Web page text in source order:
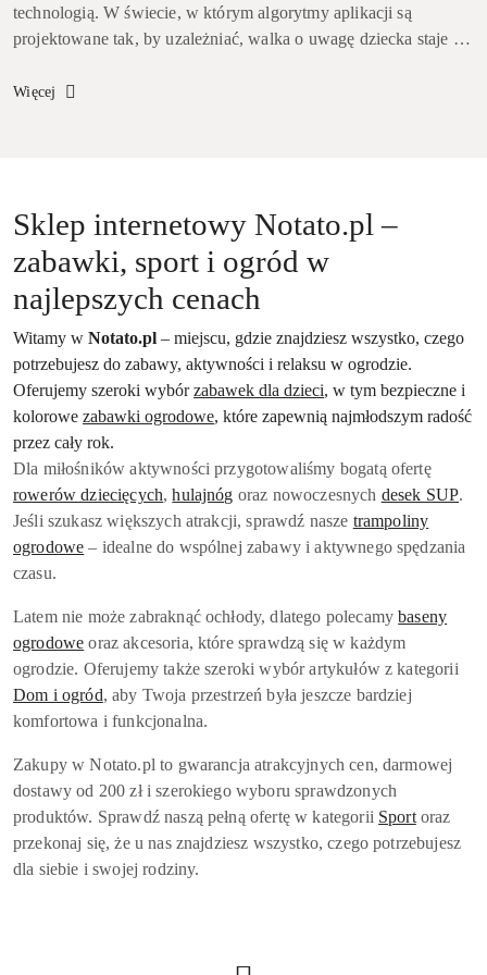
technologią. W świecie, w którym algorytmy aplikacji są
projektowane tak, by uzależniać, walka o uwagę dziecka staje się
Akade...
Więcej
Sklep internetowy Notato.pl –
zabawki, sport i ogród w
najlepszych cenach
Witamy w Notato.pl – miejscu, gdzie znajdziesz wszystko, czego
potrzebujesz do zabawy, aktywności i relaksu w ogrodzie.
Oferujemy szeroki wybórzabawek dla dzieci, w tym bezpieczne i
kolorowe zabawki ogrodowe, które zapewnią najmłodszym radość
przez cały rok.
Dla miłośników aktywności przygotowaliśmy bogatą ofertę
rowerów dziecięcych,hulajnóg oraz nowoczesnych desek SUP.
Jeśli szukasz większych atrakcji, sprawdź nasze trampoliny
ogrodowe – idealne do wspólnej zabawy i aktywnego spędzania
czasu.
Latem nie może zabraknąć ochłody, dlatego polecamybaseny
ogrodowe oraz akcesoria, które sprawdzą się w każdym
ogrodzie. Oferujemy także szeroki wybór artykułów z kategorii
Dom i ogród, aby Twoja przestrzeń była jeszcze bardziej
komfortowa i funkcjonalna.
Zakupy w Notato.pl to gwarancja atrakcyjnych cen, darmowej
dostawy od 200 zł i szerokiego wyboru sprawdzonych
produktów. Sprawdź naszą pełną ofertę w kategorii Sportoraz
przekonaj się, że u nas znajdziesz wszystko, czego potrzebujesz
dla siebie i swojej rodziny.